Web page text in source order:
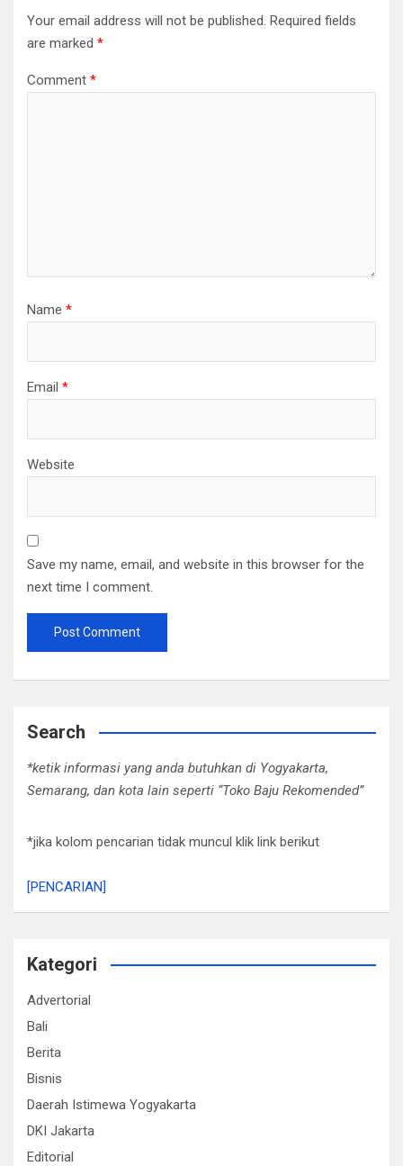
Your email address will not be published. Required fields
are marked *
Comment *
Name *
Email *
Website
Save my name, email, and website in this browser for the
next time I comment.
Search
*ketik informasi yang anda butuhkan di Yogyakarta,
Semarang, dan kota lain seperti “Toko Baju Rekomended”
*jika kolom pencarian tidak muncul klik link berikut
[PENCARIAN]
Kategori
Advertorial
Bali
Berita
Bisnis
Daerah Istimewa Yogyakarta
DKI Jakarta
Editorial